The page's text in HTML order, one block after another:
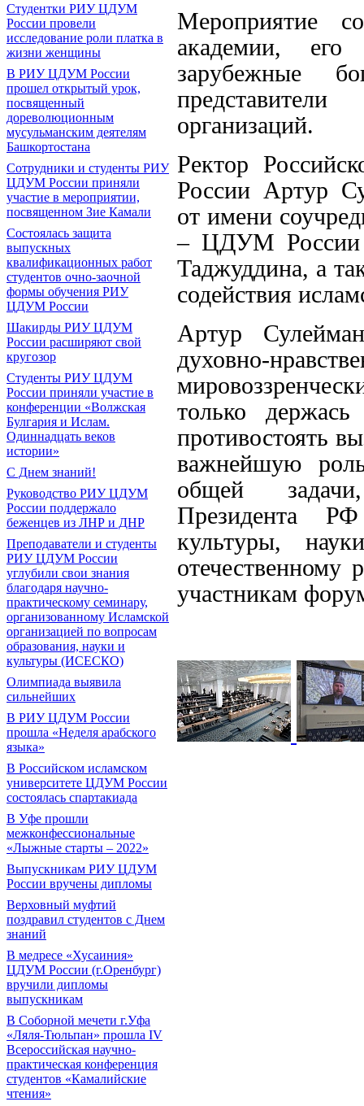
Студентки РИУ ЦДУМ
России провели
исследование роли платка в
жизни женщины
В РИУ ЦДУМ России
прошел открытый урок,
посвященный
дореволюционным
мусульманским деятелям
Башкортостана
Сотрудники и студенты РИУ
ЦДУМ России приняли
участие в мероприятии,
посвященном Зие Камали
Состоялась защита
выпускных
квалификационных работ
студентов очно-заочной
формы обучения РИУ
ЦДУМ России
Шакирды РИУ ЦДУМ
России расширяют свой
кругозор
Студенты РИУ ЦДУМ
России приняли участие в
конференции «Волжская
Булгария и Ислам.
Одиннадцать веков
истории»
С Днем знаний!
Руководство РИУ ЦДУМ
России поддержало
беженцев из ЛНР и ДНР
Преподаватели и студенты
РИУ ЦДУМ России
углубили свои знания
благодаря научно-
практическому семинару,
организованному Исламской
организацией по вопросам
образования, науки и
культуры (ИСЕСКО)
Олимпиада выявила
сильнейших
В РИУ ЦДУМ России
прошла «Неделя арабского
языка»
В Российском исламском
университете ЦДУМ России
состоялась спартакиада
В Уфе прошли
межконфессиональные
«Лыжные старты – 2022»
Выпускникам РИУ ЦДУМ
России вручены дипломы
Верховный муфтий
поздравил студентов с Днем
знаний
В медресе «Хусаиния»
ЦДУМ России (г.Оренбург)
вручили дипломы
выпускникам
В Соборной мечети г.Уфа
«Ляля-Тюльпан» прошла IV
Всероссийская научно-
практическая конференция
студентов «Камалийские
чтения»
Мероприятие
академии, его
зарубежные
организаций.
Ректор
России Артур
от имени
– ЦДУМ России
Таджуддина, а
содействия
Артур
духовно-
только
противостоять
важнейшую
общей
Президента
культуры,
отечественному
участникам